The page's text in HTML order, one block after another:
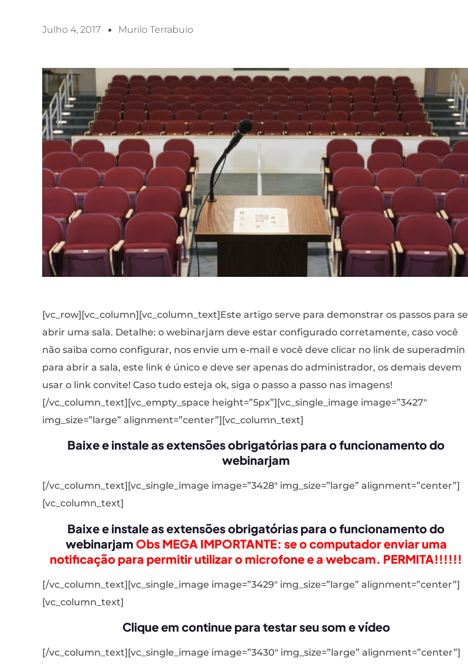
Julho 4, 2017 Murilo Terrabuio
[vc_row][vc_column][vc_column_text]Este artigo serve para demonstrar os passos para se
abrir uma sala. Detalhe: o webinarjam deve estar configurado corretamente, caso você
não saiba como configurar, nos envie um e-mail e você deve clicar no link de superadmin
para abrir a sala, este link é único e deve ser apenas do administrador, os demais devem
usar o link convite! Caso tudo esteja ok, siga o passo a passo nas imagens!
[/vc_column_text][vc_empty_space height=”5px”][vc_single_image image=”3427″
img_size=”large” alignment=”center”][vc_column_text]
Baixe e instale as extensões obrigatórias para o funcionamento do
webinarjam
[/vc_column_text][vc_single_image image=”3428″ img_size=”large” alignment=”center”]
[vc_column_text]
Baixe e instale as extensões obrigatórias para o funcionamento do
webinarjam Obs MEGA IMPORTANTE: se o computador enviar uma
notificação para permitir utilizar o microfone e a webcam. PERMITA!!!!!!
[/vc_column_text][vc_single_image image=”3429″ img_size=”large” alignment=”center”]
[vc_column_text]
Clique em continue para testar seu som e vídeo
[/vc_column_text][vc_single_image image=”3430″ img_size=”large” alignment=”center”]